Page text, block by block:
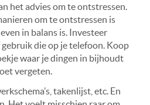
het advies om te ontstressen.
om te ontstressen is
in balans is. Investeer
die op je telefoon. Koop
waar je dingen in bijhoudt
vergeten.
takenlijst, etc. En